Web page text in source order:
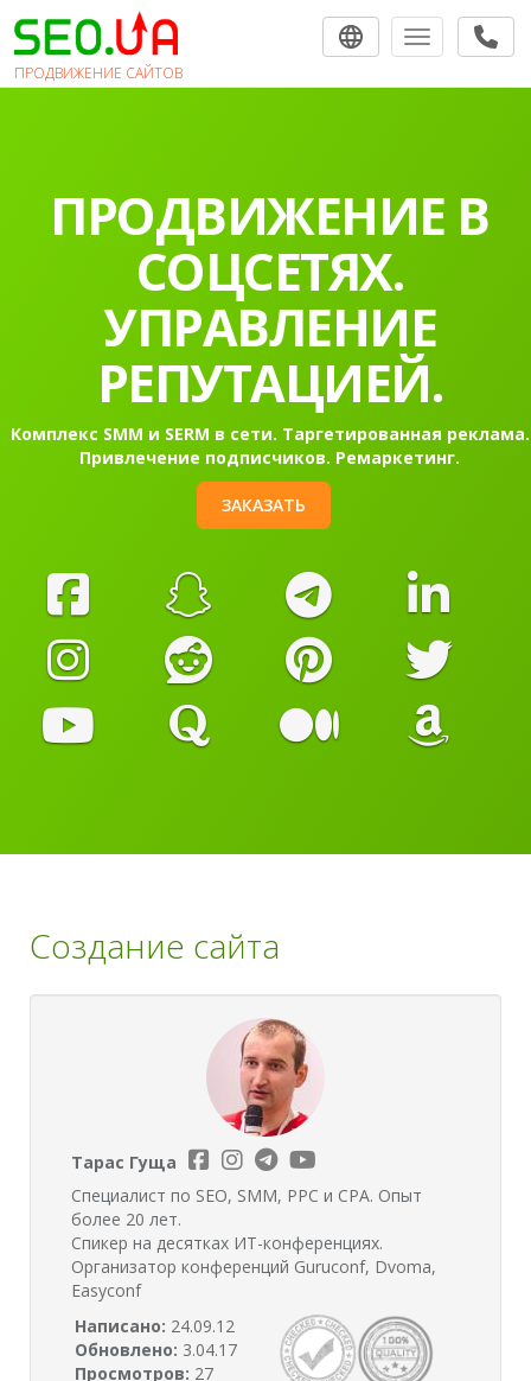
ПРОДВИЖЕНИЕ САЙТОВ
Toggle
ПРОДВИЖЕНИЕ
САЙТОВ В
ПОИСКОВЫХ
СИСТЕМАХ.
Раскрутка сайта в Гугл в топ-10 на первую страницу
Контекстная реклама Google Ads.
ЗАКАЗАТЬ
Создание сайта
Тарас Гуща
Специалист по SEO, SMM, PPC и CPA. Опыт
более 20 лет.
Спикер на десятках ИТ-конференциях.
Организатор конференций Guruconf, Dvoma,
Easyconf
Написано: 24.09.12
Обновлено: 3.04.17
Просмотров: 27